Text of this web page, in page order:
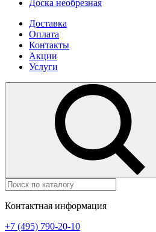
Доска необрезная
Доставка
Оплата
Контакты
Акции
Услуги
Контактная информация
+7 (495) 790-20-10